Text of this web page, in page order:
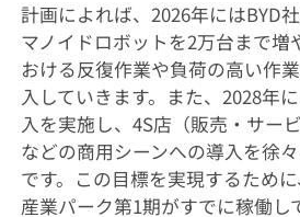
計画によれば、2026年にはBYD
マノイドロボットを2万台まで増
おける反復作業や負荷の高い作
入していきます。また、2028年
入を実施し、4S店（販売・サー
などの商用シーンへの導入を徐
です。この目標を実現するため
産業パーク第1期がすでに稼働し